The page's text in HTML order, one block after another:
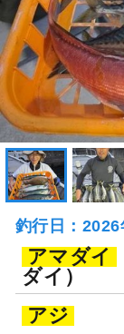
釣行日：
アマダイ
ダイ）
アジ